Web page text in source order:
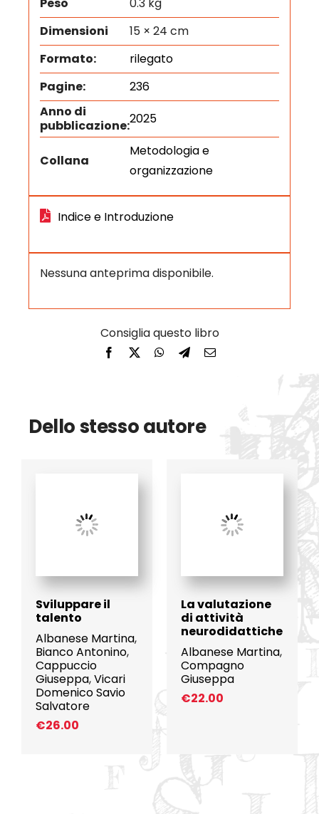
Peso
0.3 kg
Dimensioni
15 × 24 cm
Formato:
rilegato
Pagine:
236
Anno di
pubblicazione:2025
Collana
Metodologia e
organizzazione
Indice e Introduzione
Nessuna anteprima disponibile.
Dello stesso autore
Sviluppare il
talento
Albanese Martina,
Bianco Antonino,
Cappuccio
Giuseppa,Vicari
Domenico Savio
Salvatore
€26.00
La valutazione
di attività
neurodidattiche
Albanese Martina,
Compagno
Giuseppa
€22.00